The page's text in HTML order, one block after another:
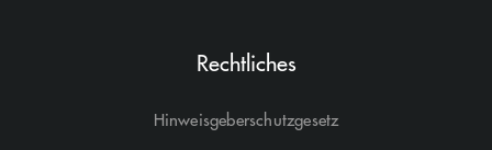
Rechtliches
Hinweisgeberschutzgesetz